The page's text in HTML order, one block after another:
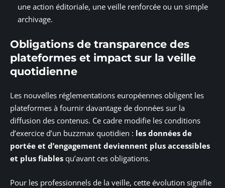
une action éditoriale, une veille renforcée ou un simple
archivage.
Obligations de transparence des
plateformes et impact sur la veille
quotidienne
Les nouvelles réglementations européennes obligent les
plateformes à fournir davantage de données sur la
diffusion des contenus. Ce cadre modifie les conditions
d’exercice d’un buzzmax quotidien : les données de
portée et d’engagement deviennent plus accessibles
et plus fiables qu’avant ces obligations.
Pour les professionnels de la veille, cette évolution signifie